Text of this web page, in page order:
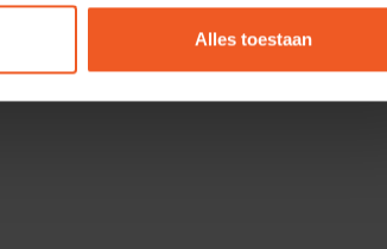
Alles toestaan